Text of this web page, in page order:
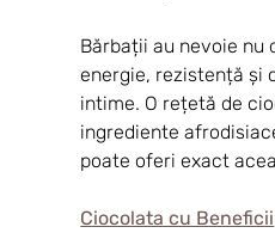
Bărbații au nevoie nu
energie, rezistență și
intime. O rețetă de
ingrediente
poate oferi exact
Ciocolata cu Beneficii